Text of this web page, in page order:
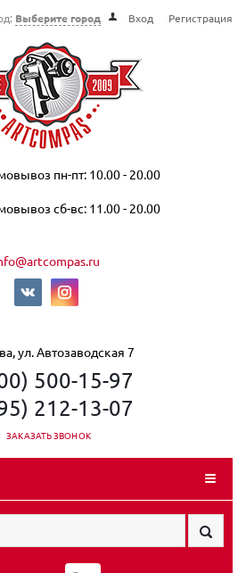
Выберите город Вход Регистрация
пн-пт: 10.00 - 20.00
сб-вс: 11.00 - 20.00
ул. Автозаводская 7
500-15-97
212-13-07
ЗАКАЗАТЬ ЗВОНОК
0